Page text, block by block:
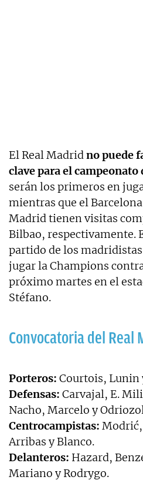
El Real Madridno puede
clave para el campeonato
serán los primeros en
mientras que el
Madrid tienen visitas
Bilbao, respectivamente.
partido de los
jugar la Champions
próximo martes en el
Stéfano.
Convocatoria del Real
Porteros: Courtois, Lunin
Defensas: Carvajal, E.
Nacho, Marcelo y
Centrocampistas:
Arribas y Blanco.
Delanteros: Hazard,
Mariano y Rodrygo.